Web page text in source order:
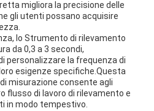
migliora la precisione delle
gli utenti possano acquisire
lo Strumento di rilevamento
da 0,3 a 3 secondi,
personalizzare la frequenza di
esigenze specifiche.Questa
misurazione consente agli
flusso di lavoro di rilevamento e
in modo tempestivo.